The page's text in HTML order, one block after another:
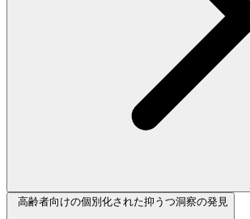
高齢者向けの個別化された抑うつ洞察の発見